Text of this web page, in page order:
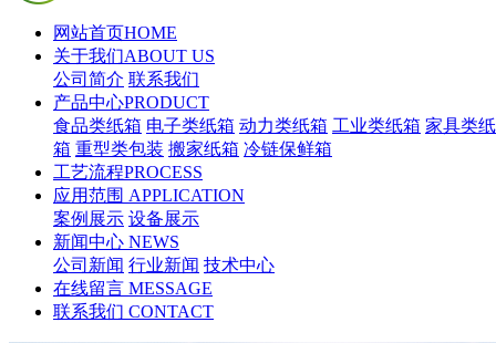
网站首页HOME
关于我们ABOUT US
公司简介 联系我们
产品中心PRODUCT
食品类纸箱 电子类纸箱 动力类纸箱 工业类纸箱 家具类
箱 重型类包装 搬家纸箱 冷链保鲜箱
工艺流程PROCESS
应用范围 APPLICATION
案例展示 设备展示
新闻中心 NEWS
公司新闻 行业新闻 技术中心
在线留言 MESSAGE
联系我们 CONTACT